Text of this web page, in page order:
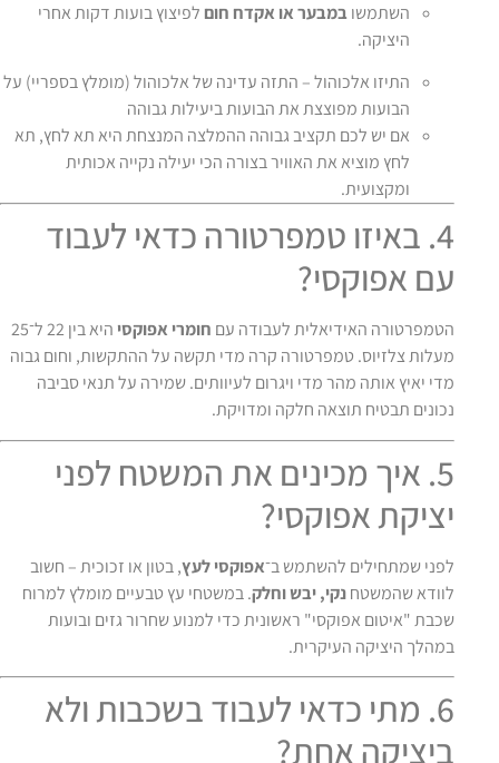
השתמשובמבער או אקדח חום לפיצוץ בועות דקות אחרי
היציקה.
התיזו אלכוהול – התזה עדינה של אלכוהול (מומלץ בספריי) על
הבועות מפוצצת את הבועות ביעילות גבוהה
אם יש לכם תקציב גבוהה ההמלצה המנצחת היא תא לחץ, תא
לחץ מוציא את האוויר בצורה הכי יעילה נקייה אכותית
ומקצועית.
4. באיזו טמפרטורה כדאי לעבוד
עם אפוקסי?
הטמפרטורה האידיאלית לעבודה עם חומרי אפוקסי
היא בין 22 ל־25
מעלות צלזיוס. טמפרטורה קרה מדי תקשה על ההתקשות, וחום גבוה
מדי יאיץ אותה מהר מדי ויגרום לעיוותים. שמירה על תנאי סביבה
נכונים תבטיח תוצאה חלקה ומדויקת.
5. איך מכינים את המשטח לפני
יציקת אפוקסי?
לפני שמתחילים להשתמש ב־אפוקסי לעץ, בטון או זכוכית – חשוב
לוודא שהמשטחנקי, יבש וחלק. במשטחי עץ טבעיים מומלץ למרוח
שכבת "איטום אפוקסי" ראשונית כדי למנוע שחרור גזים ובועות
במהלך היציקה העיקרית.
6. מתי כדאי לעבוד בשכבות ולא
ביציקה אחת?